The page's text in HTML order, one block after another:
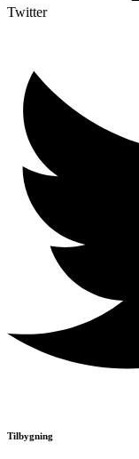
Twitter
Tilbygning